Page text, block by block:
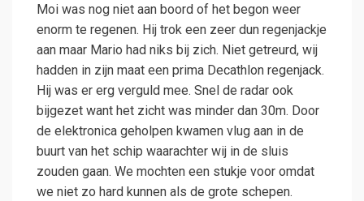
Moi was nog niet aan boord of het begon weer
enorm te regenen. Hij trok een zeer dun regenjackje
aan maar Mario had niks bij zich. Niet getreurd, wij
hadden in zijn maat een prima Decathlon regenjack.
Hij was er erg verguld mee. Snel de radar ook
bijgezet want het zicht was minder dan 30m. Door
de elektronica geholpen kwamen vlug aan in de
buurt van het schip waarachter wij in de sluis
zouden gaan. We mochten een stukje voor omdat
we niet zo hard kunnen als de grote schepen.